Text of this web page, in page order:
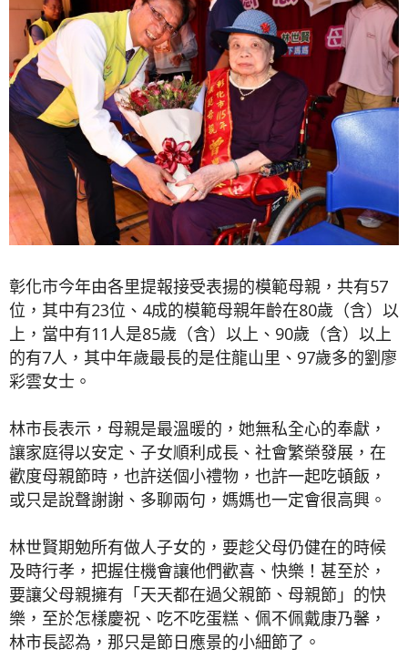
彰化市今年由各里提報接受表揚的模範母親，共有57
位，其中有23位、4成的模範母親年齡在80歲（含）以
上，當中有11人是85歲（含）以上、90歲（含）以上
的有7人，其中年歲最長的是住龍山里、97歲多的劉廖
彩雲女士。
林市長表示，母親是最溫暖的，她無私全心的奉獻，
讓家庭得以安定、子女順利成長、社會繁榮發展，在
歡度母親節時，也許送個小禮物，也許一起吃頓飯，
或只是說聲謝謝、多聊兩句，媽媽也一定會很高興。
林世賢期勉所有做人子女的，要趁父母仍健在的時候
及時行孝，把握住機會讓他們歡喜、快樂！甚至於，
要讓父母親擁有「天天都在過父親節、母親節」的快
樂，至於怎樣慶祝、吃不吃蛋糕、佩不佩戴康乃馨，
林市長認為，那只是節日應景的小細節了。